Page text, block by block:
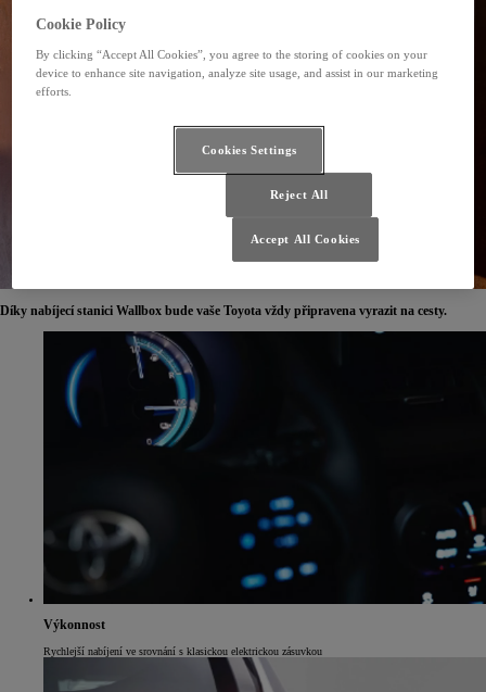
Díky nabíjecí stanici Wallbox bude vaše Toyota vždy připravena vyrazit na cesty.
Výkonnost
Rychlejší nabíjení ve srovnání s klasickou elektrickou zásuvkou
Cookie Policy
By clicking “Accept All Cookies”, you agree to the storing of cookies on your
device to enhance site navigation, analyze site usage, and assist in our marketing
efforts.
Cookies Settings
Reject All
Accept All Cookies